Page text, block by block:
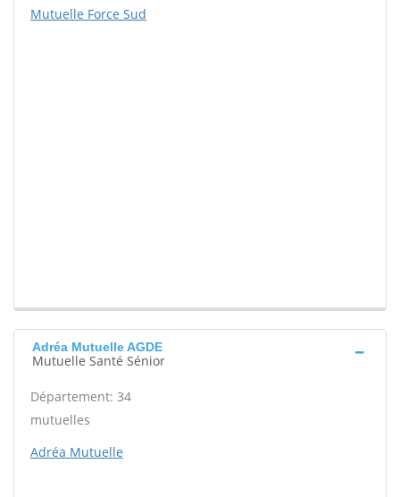
Mutuelle Force Sud
Adréa Mutuelle AGDE
Mutuelle Santé Sénior
Département: 34
mutuelles
Adréa Mutuelle